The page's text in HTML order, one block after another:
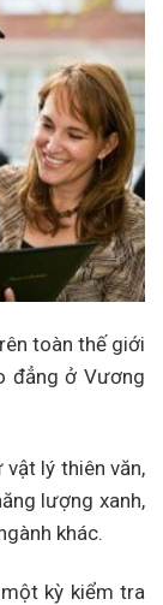
toàn thế giới
đẳng ở Vương
vật lý thiên văn,
lượng xanh,
khác.
kỳ kiểm tra